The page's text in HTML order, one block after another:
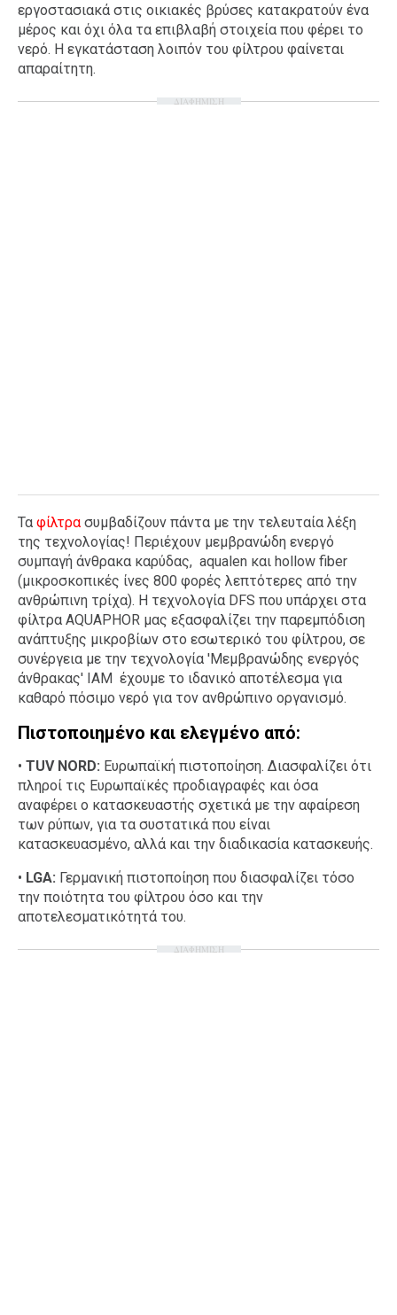
AGENDA
εργοστασιακά στις οικιακές βρύσες κατακρατούν ένα
μέρος και όχι όλα τα επιβλαβή στοιχεία που φέρει το
νερό. Η εγκατάσταση λοιπόν του φίλτρου φαίνεται
απαραίτητη.
ΔΙΑΦΗΜΙΣΗ
Τα φίλτρασυμβαδίζουν πάντα με την τελευταία λέξη
της τεχνολογίας! Περιέχουν μεμβρανώδη ενεργό
συμπαγή άνθρακα καρύδας, aqualen και hollow fiber
(μικροσκοπικές ίνες 800 φορές λεπτότερες από την
ανθρώπινη τρίχα). H τεχνολογία DFS που υπάρχει στα
φίλτρα AQUAPHOR μας εξασφαλίζει την παρεμπόδιση
ανάπτυξης μικροβίων στο εσωτερικό του φίλτρου, σε
συνέργεια με την τεχνολογία 'Μεμβρανώδης ενεργός
άνθρακας' IAM έχουμε το ιδανικό αποτέλεσμα για
καθαρό πόσιμο νερό για τον ανθρώπινο οργανισμό.
Πιστοποιημένο και ελεγμένο από:
• TUV NORD: Ευρωπαϊκή πιστοποίηση. Διασφαλίζει ότι
πληροί τις Ευρωπαϊκές προδιαγραφές και όσα
αναφέρει ο κατασκευαστής σχετικά με την αφαίρεση
των ρύπων, για τα συστατικά που είναι
κατασκευασμένο, αλλά και την διαδικασία κατασκευής.
• LGA: Γερμανική πιστοποίηση που διασφαλίζει τόσο
την ποιότητα του φίλτρου όσο και την
αποτελεσματικότητά του.
ΔΙΑΦΗΜΙΣΗ